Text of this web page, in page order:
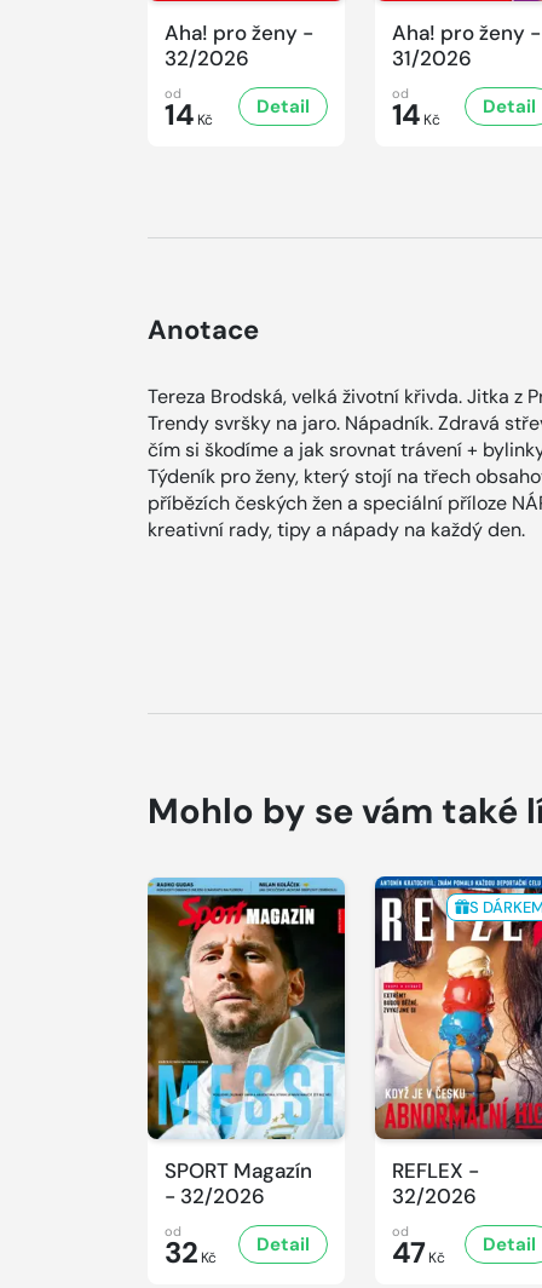
Aha! pro ženy -
32/2026
od
14 Kč
Detail
Aha! pro ženy -
31/2026
od
14 Kč
Detail
Anotace
Tereza Brodská, velká životní křivda. Jitka z
Trendy svršky na jaro. Nápadník. Zdravá
čím si škodíme a jak srovnat trávení +
Týdeník pro ženy, který stojí na třech
příbězích českých žen a speciální příloze
kreativní rady, tipy a nápady na každý den.
Mohlo by se vám také
SPORT Magazín
- 32/2026
od
32 Kč
Detail
S
REFLEX -
32/2026
od
47 Kč
Detail